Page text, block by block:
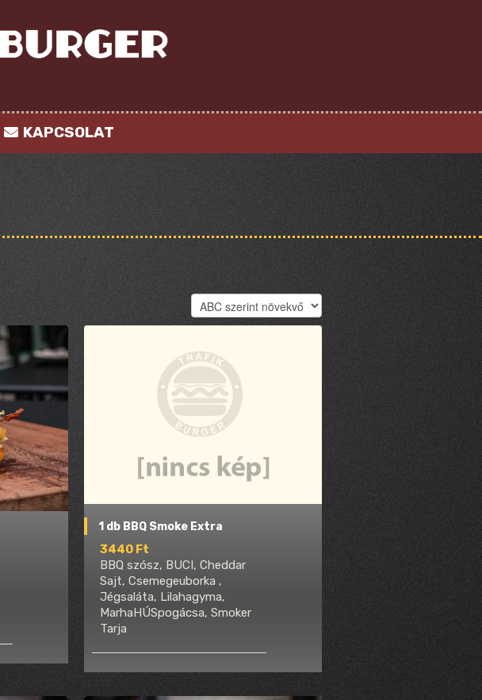
KAPCSOLAT
1 db BBQ Smoke Extra
3440 Ft
BBQ szósz, BUCI, Cheddar
Sajt, Csemegeuborka ,
Jégsaláta, Lilahagyma,
MarhaHÚSpogácsa, Smoker
Tarja